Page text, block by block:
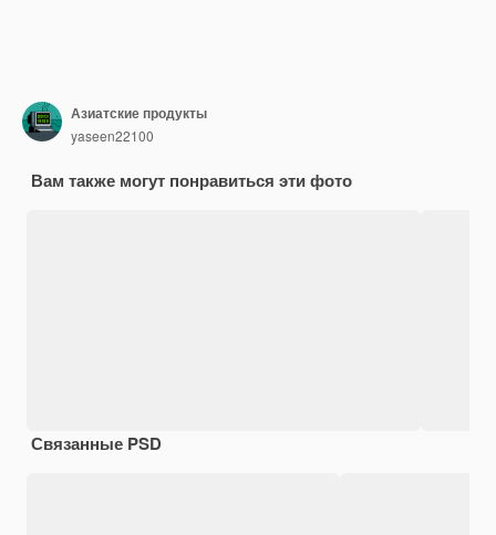
Азиатские продукты
yaseen22100
Вам также могут понравиться эти фото
Связанные PSD